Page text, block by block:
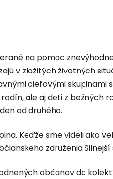
na pomoc
v zložitých životných
cieľovými
ale aj deti z bežných
od druhého.
Keďže sme videli ako
združenia Silnejší
občanov do